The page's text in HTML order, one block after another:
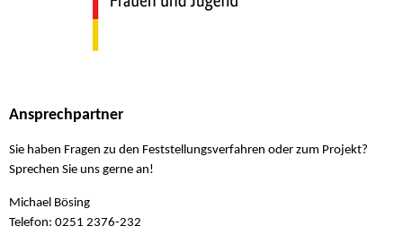
Ansprechpartner
Sie haben Fragen zu den Feststellungsverfahren oder zum Projekt?
Sprechen Sie uns gerne an!
Michael Bösing
Telefon: 0251 2376-232